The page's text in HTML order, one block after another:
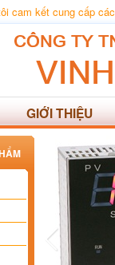
cam kết cung cấp
GIỚI THIỆU